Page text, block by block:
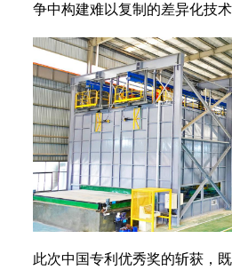
争中构建难以复制的差异化技术
此次中国专利优秀奖的斩获，